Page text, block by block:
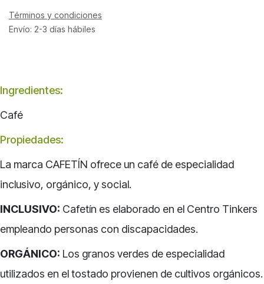
Términos y condiciones
Envío: 2-3 días hábiles
Ingredientes:
Café
Propiedades:
La marca CAFETÍN ofrece un café de especialidad
inclusivo, orgánico, y social.
INCLUSIVO: Cafetín es elaborado en el Centro Tinkers
empleando personas con discapacidades.
ORGÁNICO: Los granos verdes de especialidad
utilizados en el tostado provienen de cultivos orgánicos.